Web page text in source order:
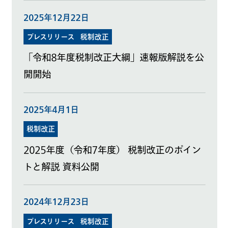
2025年12月22日
プレスリリース 税制改正
「令和8年度税制改正大綱」速報版解説を公
開開始
2025年4月1日
税制改正
2025年度（令和7年度） 税制改正のポイン
トと解説 資料公開
2024年12月23日
プレスリリース 税制改正